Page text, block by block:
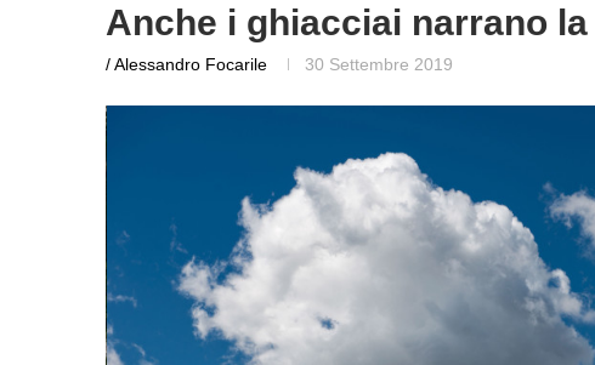
Anche i ghiacciai narrano
/ Alessandro Focarile 30 Settembre 2019